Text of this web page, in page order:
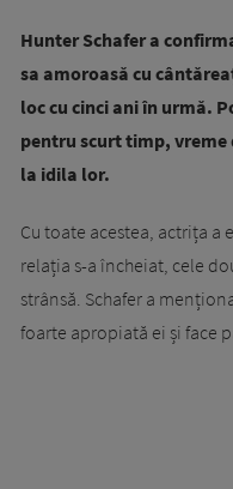
Hunter Schafer a
sa amoroasă cu
loc cu cinci ani în urmă.
pentru scurt timp, vreme
la idila lor.
Cu toate acestea, actrița a
relația s-a încheiat, cele
strânsă. Schafer a
foarte apropiată ei și face